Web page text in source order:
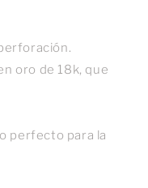
oro de 18k, que
perfecto para la